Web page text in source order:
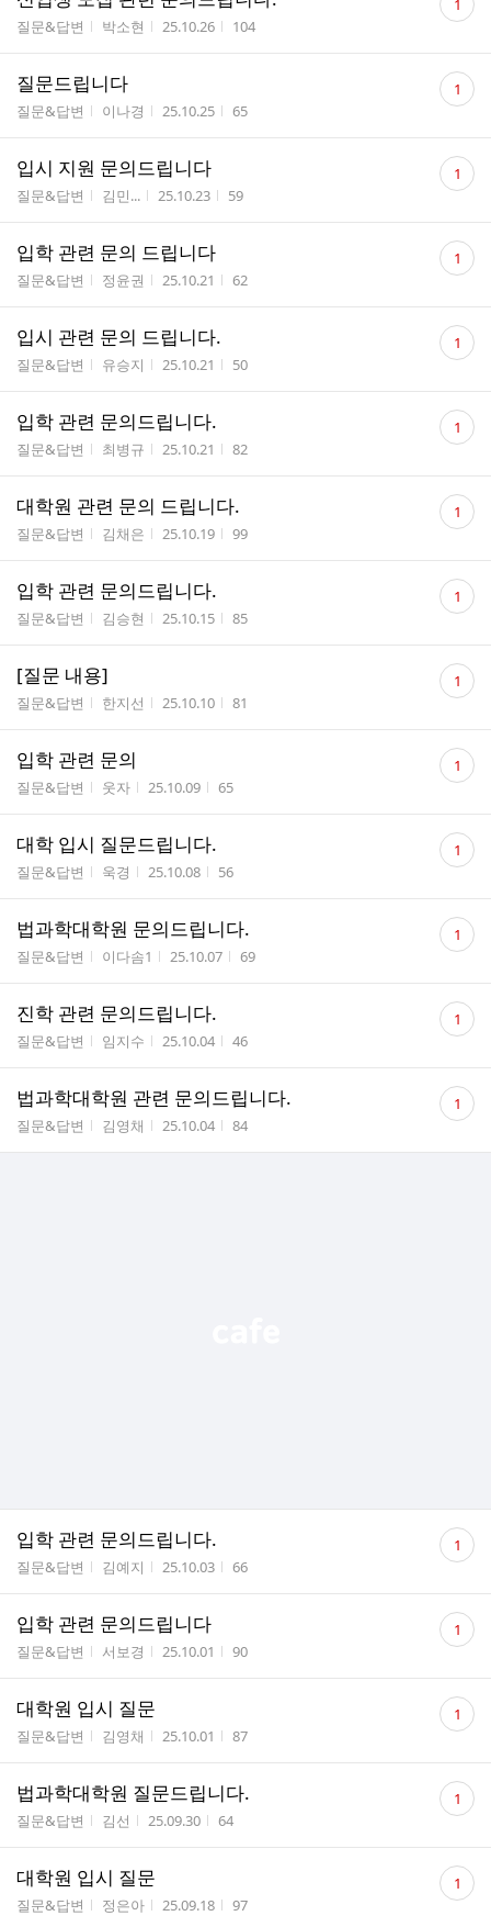
게시판명
질문&답변 작성자
박소현 작성시간
25.10.26 조회수
104
글 1
질문드립니다
게시판명
질문&답변 작성자
이나경 작성시간
25.10.25 조회수
65
댓
글 1
입시 지원 문의드립니다
게시판명
질문&답변 작성자
김민... 작성시간
25.10.23 조회수
59
댓
글 1
입학 관련 문의 드립니다
게시판명
질문&답변 작성자
정윤권 작성시간
25.10.21 조회수
62
댓
글 1
입시 관련 문의 드립니다.
게시판명
질문&답변 작성자
유승지 작성시간
25.10.21 조회수
50
댓
글 1
입학 관련 문의드립니다.
게시판명
질문&답변 작성자
최병규 작성시간
25.10.21 조회수
82
댓
글 1
대학원 관련 문의 드립니다.
게시판명
질문&답변 작성자
김채은 작성시간
25.10.19 조회수
99
댓
글 1
입학 관련 문의드립니다.
게시판명
질문&답변 작성자
김승현 작성시간
25.10.15 조회수
85
댓
글 1
[질문 내용]
게시판명
질문&답변 작성자
한지선 작성시간
25.10.10 조회수
81
댓
글 1
입학 관련 문의
게시판명
질문&답변 작성자
웃자 작성시간
25.10.09 조회수
65
댓
글 1
대학 입시 질문드립니다.
게시판명
질문&답변 작성자
욱경 작성시간
25.10.08 조회수
56
댓
글 1
법과학대학원 문의드립니다.
게시판명
질문&답변 작성자
이다솜1 작성시간
25.10.07 조회수
69
댓
글 1
진학 관련 문의드립니다.
게시판명
질문&답변 작성자
임지수 작성시간
25.10.04 조회수
46
댓
글 1
법과학대학원 관련 문의드립니다.
게시판명
질문&답변 작성자
김영채 작성시간
25.10.04 조회수
84
댓
글 1
입학 관련 문의드립니다.
게시판명
질문&답변 작성자
김예지 작성시간
25.10.03 조회수
66
댓
글 1
입학 관련 문의드립니다
게시판명
질문&답변 작성자
서보경 작성시간
25.10.01 조회수
90
댓
글 1
대학원 입시 질문
게시판명
질문&답변 작성자
김영채 작성시간
25.10.01 조회수
87
댓
글 1
법과학대학원 질문드립니다.
게시판명
질문&답변 작성자
김선 작성시간
25.09.30 조회수
64
댓
글 1
대학원 입시 질문
게시판명
질문&답변 작성자
정은아 작성시간
25.09.18 조회수
97
댓
글 1